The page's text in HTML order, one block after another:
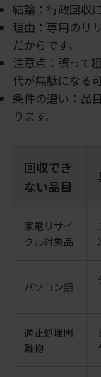
結論：行政回収
理由：専用のリ
だからです。
注意点：誤って
代が無駄になる
条件の違い：品
ります。
回収でき
ない品目
家電リサイ
クル対象品
パソコン類
適正処理困
難物